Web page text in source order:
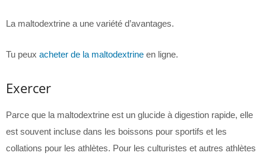
La maltodextrine a une variété d’avantages.
Tu peux acheter de la maltodextrine en ligne.
Exercer
Parce que la maltodextrine est un glucide à digestion rapide, elle
est souvent incluse dans les boissons pour sportifs et les
collations pour les athlètes. Pour les culturistes et autres athlètes